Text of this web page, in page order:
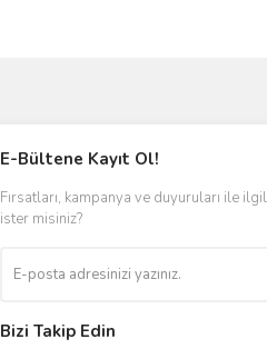
E-Bültene Kayıt Ol!
Fırsatları, kampanya ve duyuruları ile
ister misiniz?
Bizi Takip Edin